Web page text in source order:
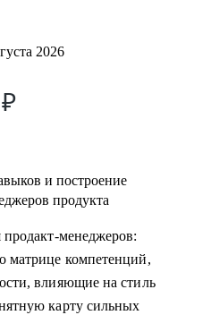
2026
₽
и построение
продукта
матрице компетенций,
влияющие на стиль
карту сильных